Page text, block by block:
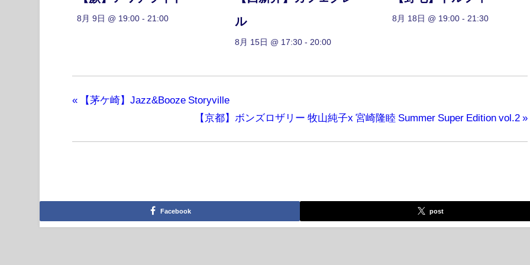
8月 9日 @ 19:00 - 21:00
ル
8月 15日 @ 17:30- 20:00
8月 18日 @ 19:00 - 21:30
« 【茅ケ崎】Jazz&Booze Storyville
【京都】ボンズロザリー 牧山純子x 宮崎隆睦 Summer Super Edition vol.2 »
Facebook post